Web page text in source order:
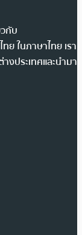
กับ
ย ในภาษาไทย เรา
งประเทศและนำมา